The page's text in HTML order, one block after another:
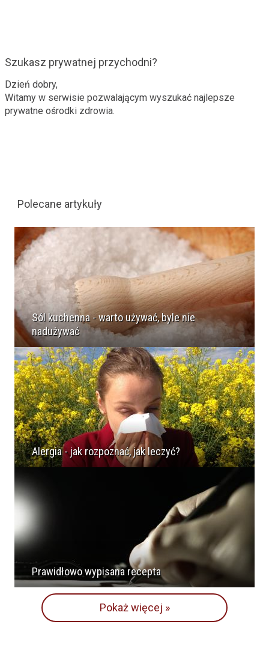
Szukasz prywatnej przychodni?
Dzień dobry,
Witamy w serwisie pozwalającym wyszukać najlepsze
prywatne ośrodki zdrowia.
Polecane artykuły
Sól kuchenna - warto używać, byle nie
nadużywać
Alergia - jak rozpoznać, jak leczyć?
Prawidłowo wypisana recepta
Pokaż więcej »